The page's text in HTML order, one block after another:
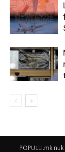
POPULLI.mk